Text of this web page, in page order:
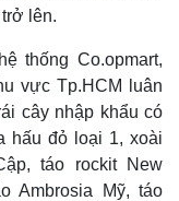
lên.
thống Co.opmart,
vực Tp.HCM luân
cây nhập khẩu có
hấu đỏ loại 1, xoài
táo rockit New
Ambrosia Mỹ, táo